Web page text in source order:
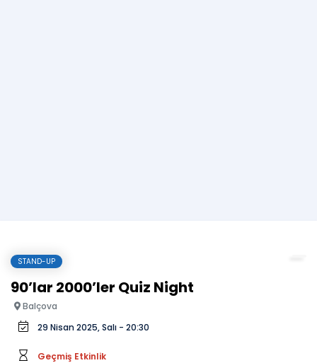
STAND-UP
90’lar 2000’ler Quiz Night
Balçova
29 Nisan 2025, Salı - 20:30
Geçmiş Etkinlik